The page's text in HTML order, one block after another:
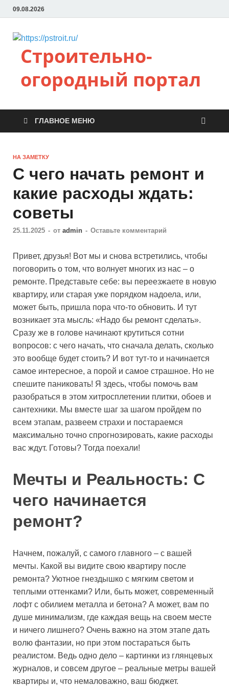
09.08.2026
Строительно-
огородный портал
ГЛАВНОЕ МЕНЮ
НА ЗАМЕТКУ
С чего начать ремонт и
какие расходы ждать:
советы
25.11.2025 - от admin - Оставьте комментарий
Привет, друзья! Вот мы и снова встретились, чтобы
поговорить о том, что волнует многих из нас – о
ремонте. Представьте себе: вы переезжаете в новую
квартиру, или старая уже порядком надоела, или,
может быть, пришла пора что-то обновить. И тут
возникает эта мысль: «Надо бы ремонт сделать».
Сразу же в голове начинают крутиться сотни
вопросов: с чего начать, что сначала делать, сколько
это вообще будет стоить? И вот тут-то и начинается
самое интересное, а порой и самое страшное. Но не
спешите паниковать! Я здесь, чтобы помочь вам
разобраться в этом хитросплетении плитки, обоев и
сантехники. Мы вместе шаг за шагом пройдем по
всем этапам, развеем страхи и постараемся
максимально точно спрогнозировать, какие расходы
вас ждут. Готовы? Тогда поехали!
Мечты и Реальность: С
чего начинается
ремонт?
Начнем, пожалуй, с самого главного – с вашей
мечты. Какой вы видите свою квартиру после
ремонта? Уютное гнездышко с мягким светом и
теплыми оттенками? Или, быть может, современный
лофт с обилием металла и бетона? А может, вам по
душе минимализм, где каждая вещь на своем месте
и ничего лишнего? Очень важно на этом этапе дать
волю фантазии, но при этом постараться быть
реалистом. Ведь одно дело – картинки из глянцевых
журналов, и совсем другое – реальные метры вашей
квартиры и, что немаловажно, ваш бюджет.